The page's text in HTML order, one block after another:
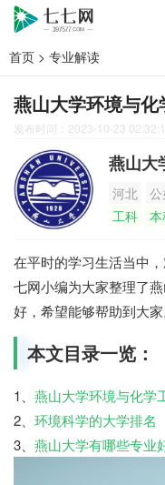
首页 > 专业解读
燕山大学环境与
发布时间：2023-10-23
燕山大
河北
工科
在平时的学习生活当中
七网小编为大家整理了
好，希望能够帮助到大家
本文目录一览：
1、 燕山大学环境与化学
2、 环境科学的大学排名
3、 燕山大学有哪些专业